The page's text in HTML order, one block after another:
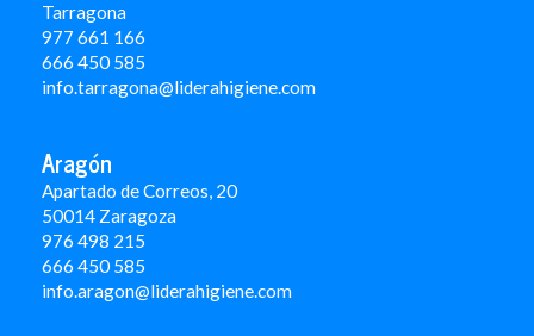
Tarragona
977 661 166
666 450 585
info.tarragona@liderahigiene.com
Aragón
Apartado de Correos, 20
50014 Zaragoza
976 498 215
666 450 585
info.aragon@liderahigiene.com